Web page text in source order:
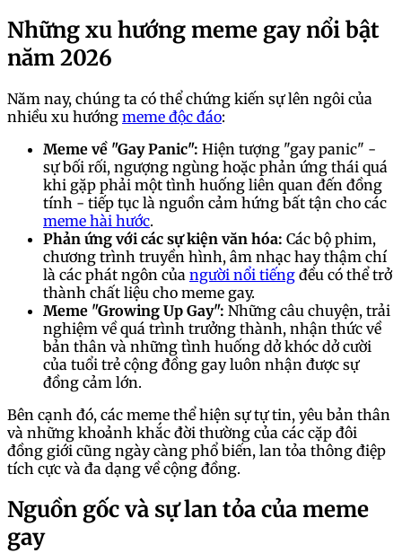
Những xu hướng meme gay nổi bật
năm 2026
Năm nay, chúng ta có thể chứng kiến sự lên ngôi của
nhiều xu hướng meme độc đáo:
Meme về "Gay Panic": Hiện tượng "gay panic" -
sự bối rối, ngượng ngùng hoặc phản ứng thái quá
khi gặp phải một tình huống liên quan đến đồng
tính - tiếp tục là nguồn cảm hứng bất tận cho các
meme hài hước.
Phản ứng với các sự kiện văn hóa: Các bộ phim,
chương trình truyền hình, âm nhạc hay thậm chí
là các phát ngôn của người nổi tiếng đều có thể trở
thành chất liệu cho meme gay.
Meme "Growing Up Gay": Những câu chuyện, trải
nghiệm về quá trình trưởng thành, nhận thức về
bản thân và những tình huống dở khóc dở cười
của tuổi trẻ cộng đồng gay luôn nhận được sự
đồng cảm lớn.
Bên cạnh đó, các meme thể hiện sự tự tin, yêu bản thân
và những khoảnh khắc đời thường của các cặp đôi
đồng giới cũng ngày càng phổ biến, lan tỏa thông điệp
tích cực và đa dạng về cộng đồng.
Nguồn gốc và sự lan tỏa của meme
gay